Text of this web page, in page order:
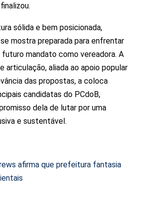
sólida e bem posicionada,
mostra preparada para enfrentar
mandato como vereadora. A
articulação, aliada ao apoio popular
das propostas, a coloca
candidatas do PCdoB,
dela de lutar por uma
e sustentável.
afirma que prefeitura fantasia